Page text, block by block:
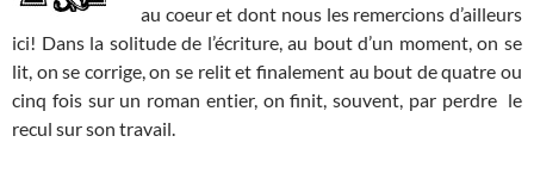
au coeur et dont nous les remercions d’ailleurs
ici! Dans la solitude de l’écriture, au bout d’un moment, on se
lit, on se corrige, on se relit et finalement au bout de quatre ou
cinq fois sur un roman entier, on finit, souvent, par perdre le
recul sur son travail.